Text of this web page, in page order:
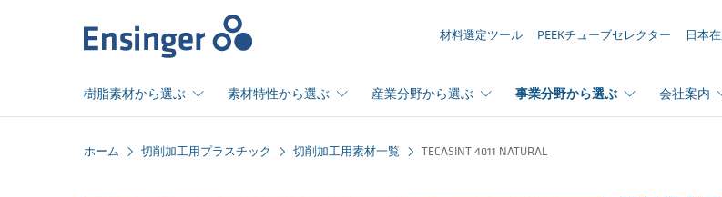
ー
ム
材料選定ツール PEEKチューブセレクター 日本
樹脂素材から選ぶ 素材特性から選ぶ 産業分野から選ぶ 事業分野から選ぶ 会社案内
ホーム 切削加工用プラスチック 切削加工用素材一覧 TECASINT 4011 NATURAL